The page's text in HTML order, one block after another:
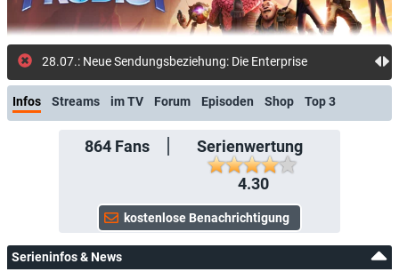
28.07.: Neue Sendungsbeziehung: Die Enterprise
Infos Streams im TV Forum Episoden Shop Top 3
864Fans
Serienwertung
4.30
Serieninfos & News